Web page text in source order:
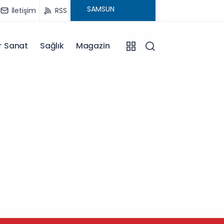
İletişim RSS
Sanat Sağlık Magazin